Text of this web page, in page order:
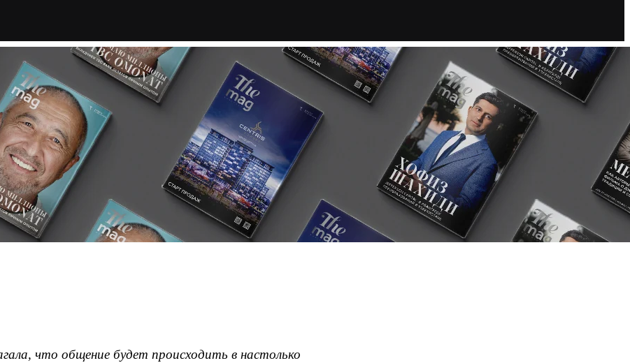
что общение будет происходить в настолько